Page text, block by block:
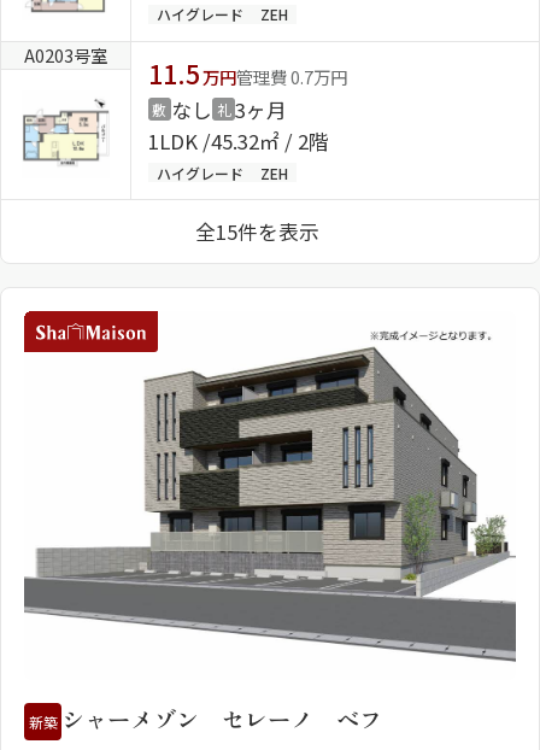
ハイグレード ZEH
A0203号室
11.5万円管理費 0.7万円
敷 なし 礼 3ヶ月
1LDK 45.32㎡ / 2階
ハイグレード ZEH
全15件を表示
新築 シャーメゾン セレーノ ベフ